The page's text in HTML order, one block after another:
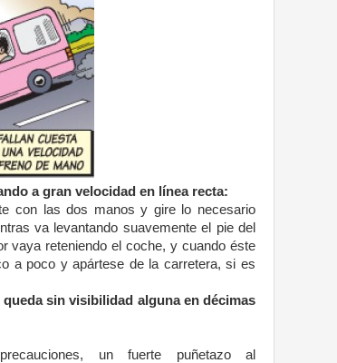
agran velocidad en línea recta:
con las dos manos y gire lo necesario
va levantando suavemente el pie del
vaya reteniendo elcoche, y cuando éste
a poco yapártese de la carretera, sies
queda sin visibilidad alguna en décimas
precauciones, un fuerte puñetazo al